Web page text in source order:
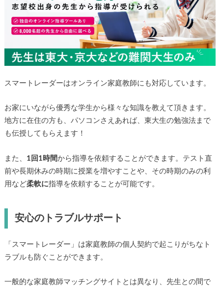
スマートレーダーはオンライン家庭教師にも対応していま
す。
す。地方に在住の方も、パソコンさえあれば、東大生の勉強
法までも伝授してもらえます！
直前や長期休みの時期に授業を増やすことや、その時期のみ
の利用など柔軟に 指導を依頼することが可能です。
安心のトラブルサポート
「スマートレーダー」は家庭教師の個人契約で起こりがちな